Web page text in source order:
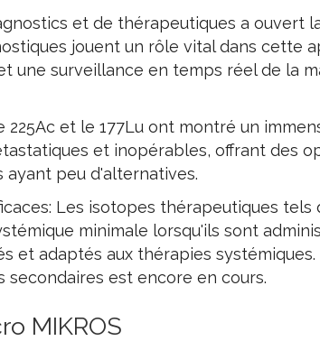
et de thérapeutiques a ouvert
jouent un rôle vital dans cette
une surveillance en temps réel de la
225Ac et le 177Lu ont montré un
et inopérables, offrant des
peu d'alternatives.
Les isotopes thérapeutiques tels
minimale lorsqu'ils sont
et adaptés aux thérapies systémiques.
est encore en cours.
MIKROS